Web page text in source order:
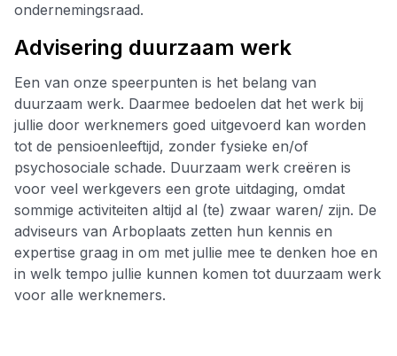
ondernemingsraad.
Advisering duurzaam werk
Een van onze speerpunten is het belang van
duurzaam werk. Daarmee bedoelen dat het werk bij
jullie door werknemers goed uitgevoerd kan worden
tot de pensioenleeftijd, zonder fysieke en/of
psychosociale schade. Duurzaam werk creëren is
voor veel werkgevers een grote uitdaging, omdat
sommige activiteiten altijd al (te) zwaar waren/ zijn. De
adviseurs van Arboplaats zetten hun kennis en
expertise graag in om met jullie mee te denken hoe en
in welk tempo jullie kunnen komen tot duurzaam werk
voor alle werknemers.